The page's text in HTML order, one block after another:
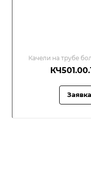
Качели на трубе